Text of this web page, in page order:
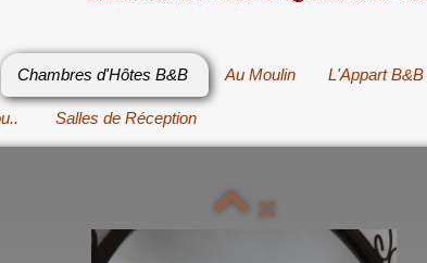
Chambres d'Hôtes B&B Au Moulin L'Appart
Salles de Réception